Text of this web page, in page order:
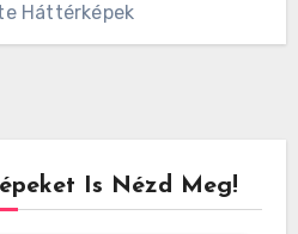
Háttérképek
Is Nézd Meg!